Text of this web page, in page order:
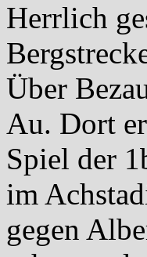
Herrlich
Über
Au. Dort
Spiel der
im
gegen